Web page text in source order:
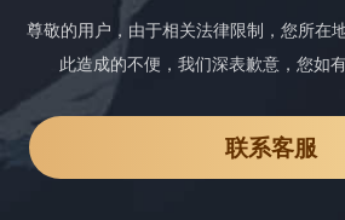
尊敬的用户，由于相关法律限制，您所在
此造成的不便，我们深表歉意，您如
联系客服